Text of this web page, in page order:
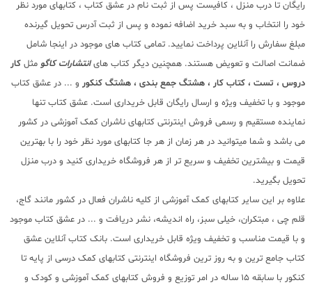
رایگان تا درب منزل ، کافیست پس از ثبت نام در عشق کتاب ، کتابهای مورد نظر
خود را انتخاب و به سبد خرید اضافه نموده و پس از ثبت آدرس تحویل گیرنده
مبلغ سفارش را آنلاین پرداخت نمایید. تمامی کتاب های موجود در اینجا شامل
ضمانت اصالت و تعویض هستند. همچنین دیگر کتاب هایانتشارات کاگو مثل کار
دروس ، تست ، کتاب کار ، هشتگ جمع بندی ، هشتگ کنکور و ... در عشق کتاب
موجود و با تخفیف ویژه و ارسال رایگان قابل خریداری است. عشق کتاب تنها
نماینده مستقیم و رسمی فروش اینترنتی کتابهای ناشران کمک آموزشی در کشور
می باشد و شما میتوانید در هر زمان از هر جا کتابهای مورد نظر خود را با بهترین
قیمت و بیشترین تخفیف و سریع تر از هر فروشگاه خریداری کنید و درب منزل
تحویل بگیرید.
علاوه بر این سایر کتابهای کمک آموزشی از کلیه ناشران فعال در کشور مانند گاج،
قلم چی ، مبتکران، خیلی سبز، راه اندیشه، نشر دریافت و ... در عشق کتاب موجود
و با قیمت مناسب و تخفیف ویژه قابل خریداری است. بانک کتاب آنلاین عشق
کتاب جامع ترین و به روز ترین فروشگاه اینترنتی کتابهای کمک درسی از پایه تا
کنکور با سابقه 15 ساله در امر توزیع و فروش کتابهای کمک آموزشی و کودک و